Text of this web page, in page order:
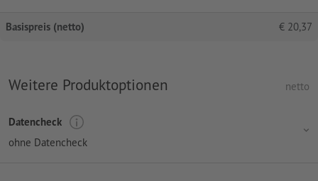
Basispreis (netto) € 20,37
Weitere Produktoptionen netto
Datencheck
ohne Datencheck